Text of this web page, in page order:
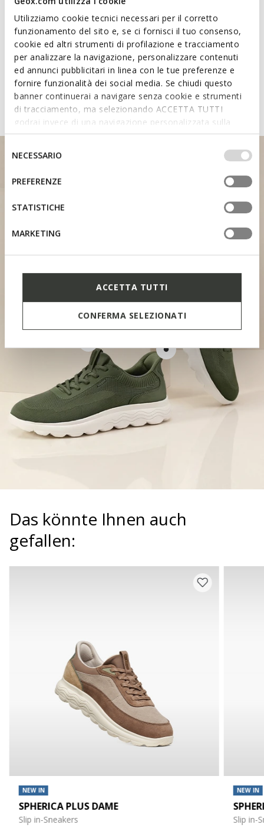
Utilizziamo cookie tecnici necessari per il corretto
funzionamento del sito e, se ci fornisci il tuo consenso,
cookie ed altri strumenti di profilazione e tracciamento
per analizzare la navigazione, personalizzare contenuti
ed annunci pubblicitari in linea con le tue preferenze e
fornire funzionalità dei social media. Se chiudi questo
banner continuerai a navigare senza cookie e strumenti
di tracciamento, ma selezionando ACCETTA TUTTI
godrai invece di una navigazione personalizzata sulla
base dei tuoi gusti ed interessi. Selezionando
IMPOSTAZIONI potrai anche scegliere quali cookies ed
altri strumenti di tracciamento autorizzare. Per maggiori
informazioni o per modificare in qualsiasi momento le
tue impostazioni, visita la nostra
consenso
NECESSARIO
PREFERENZE
STATISTICHE
MARKETING
ACCETTA TUTTI
CONFERMA SELEZIONATI
Technologien
Entdecken Sie die Eigenschaften
der Schuhe mit Fast In System
SOFT PAD
GEFORMTE ZUNGE
Das könnte Ihnen auch
gefallen:
NEW IN
SPHERICA PLUS DAME
Slip in-Sneakers
NEW IN
Slip in-